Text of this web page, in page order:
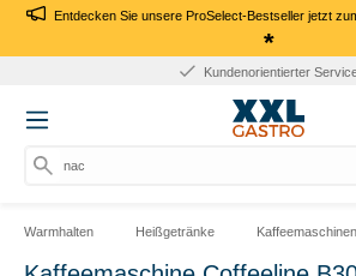
Entdecken Sie unsere ProSelect-Bestseller jetzt
*
Kundenorientierter
nach
Warmhalten Heißgetränke Kaffeemaschinen